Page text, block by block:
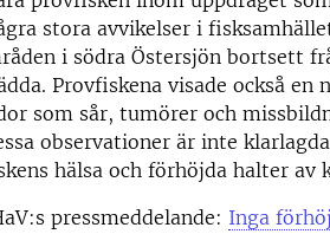
stora avvikelser i
i södra Östersjön bortsett
Provfiskena visade också
som sår, tumörer och
observationer är inte
hälsa och förhöjda halter av
pressmeddelande: Inga